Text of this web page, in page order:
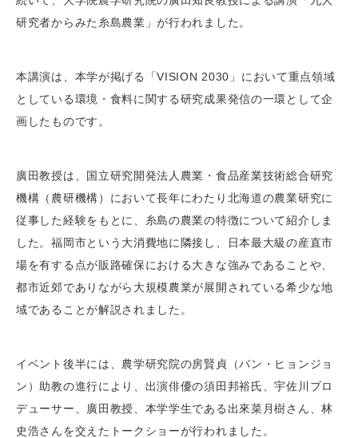
研究者からみた糸島農業」が行われました。
本講演は、本学が掲げる「VISION 2030」において重点領域
としている環境・食料に関する研究成果発信の一環として企
画したものです。
廣田教授は、国立研究開発法人農業・食品産業技術総合研究
機構（農研機構）において長年にわたり北海道の農業研究に
従事した経験をもとに、糸島の農業の特徴について紹介しま
した。福岡市という大消費地に隣接し、日本最大級の産直市
場を有する点が販路確保における大きな強みであることや、
都市近郊でありながら大規模農業が展開されている希少な地
域であることが解説されました。
イベント後半には、農学研究院の房賢貞（バン・ヒョンジョ
ン）助教の進行により、出演俳優の須田邦裕氏、宇佐川プロ
デューサー、廣田教授、本学学生である出來菜月樹さん、林
史浩さんを交えたトークショーが行われました。